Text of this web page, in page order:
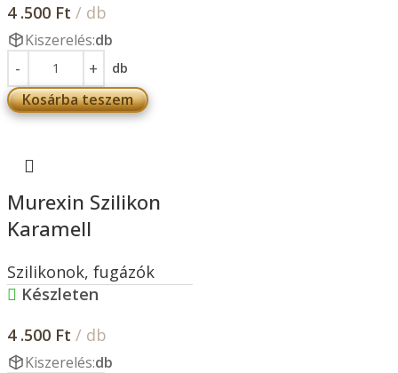
4 .500 Ft / db
Kiszerelés:db
db
Kosárba teszem
Murexin Szilikon
Karamell
Szilikonok, fugázók
Készleten
4 .500 Ft / db
Kiszerelés:db